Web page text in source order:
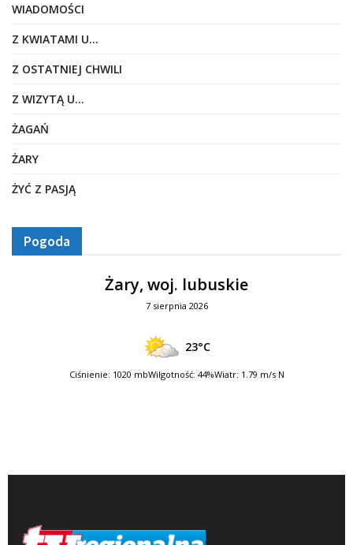
WIADOMOŚCI
Z KWIATAMI U…
Z OSTATNIEJ CHWILI
Z WIZYTĄ U…
ŻAGAŃ
ŻARY
ŻYĆ Z PASJĄ
Pogoda
Żary, woj. lubuskie
7 sierpnia 2026
23°C
Ciśnienie: 1020 mbWilgotność: 44%Wiatr: 1.79 m/s N